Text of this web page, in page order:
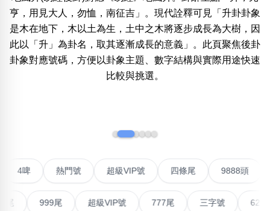
一 二 四 六 八 九 十
搜尋
無8 無9
亨，用見大人，勿恤，南征吉」。現代詮釋可見「升卦卦象
是木在地下，木以土為生，土中之木將逐步成長為大樹，因
此以「升」為卦名，取其逐漸成長的意義」。此頁聚焦後卦
卦象對應號碼，方便以卦象主題、數字結構與實際用途快速
比較與挑選。
4啤 熱門號 超級VIP號 四條尾 9888
超級VIP號 三字號 6288頭